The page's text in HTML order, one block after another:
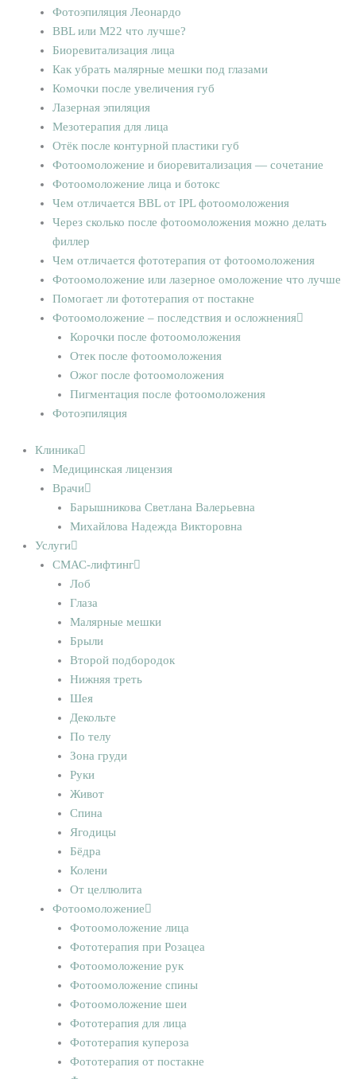
Фотоэпиляция Леонардо
BBL или M22 что лучше?
Биоревитализация лица
Как убрать малярные мешки под глазами
Комочки после увеличения губ
Лазерная эпиляция
Мезотерапия для лица
Отёк после контурной пластики губ
Фотоомоложение и биоревитализация — сочетание
Фотоомоложение лица и ботокс
Чем отличается BBL от IPL фотоомоложения
Через сколько после фотоомоложения можно делать
филлер
Чем отличается фототерапия от фотоомоложения
Фотоомоложение или лазерное омоложение что лучше
Помогает ли фототерапия от постакне
Фотоомоложение – последствия и осложнения
Корочки после фотоомоложения
Отек после фотоомоложения
Ожог после фотоомоложения
Пигментация после фотоомоложения
Фотоэпиляция
Клиника
Медицинская лицензия
Врачи
Барышникова Светлана Валерьевна
Михайлова Надежда Викторовна
Услуги
СМАС-лифтинг
Лоб
Глаза
Малярные мешки
Брыли
Второй подбородок
Нижняя треть
Шея
Декольте
По телу
Зона груди
Руки
Живот
Спина
Ягодицы
Бёдра
Колени
От целлюлита
Фотоомоложение
Фотоомоложение лица
Фототерапия при Розацеа
Фотоомоложение рук
Фотоомоложение спины
Фотоомоложение шеи
Фототерапия для лица
Фототерапия купероза
Фототерапия от постакне